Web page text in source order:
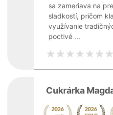
sa zameriava na
sladkostí, pričom
využívanie
poctivé ...
Cukrárka